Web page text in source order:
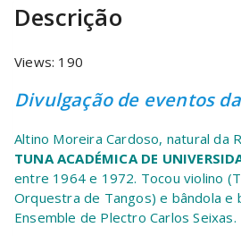
Descrição
Views: 190
Divulgação de eventos da
Altino Moreira Cardoso, natural da
TUNA ACADÉMICA DE
entre 1964 e 1972. Tocou violino
Orquestra de Tangos) e bândola e
Ensemble de Plectro Carlos Seixas.